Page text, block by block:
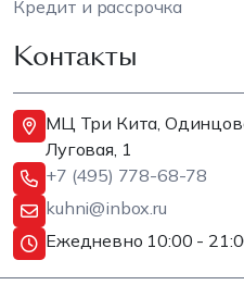
Кредит и рассрочка
Контакты
МЦ Три Кита,
Луговая, 1
+7 (495) 778-68-78
kuhni@inbox.ru
Ежедневно 10:00 -